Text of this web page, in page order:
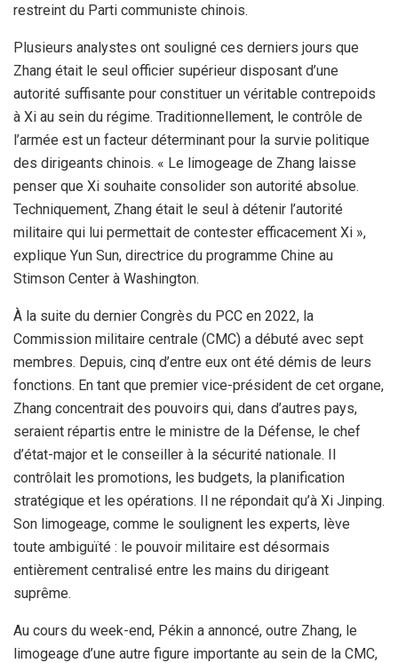
restreint du Parti communiste chinois.
Plusieurs analystes ont souligné ces derniers jours que
Zhang était le seul officier supérieur disposant d’une
autorité suffisante pour constituer un véritable contrepoids
à Xi au sein du régime. Traditionnellement, le contrôle de
l’armée est un facteur déterminant pour la survie politique
des dirigeants chinois. « Le limogeage de Zhang laisse
penser que Xi souhaite consolider son autorité absolue.
Techniquement, Zhang était le seul à détenir l’autorité
militaire qui lui permettait de contester efficacement Xi »,
explique Yun Sun, directrice du programme Chine au
Stimson Center à Washington.
À la suite du dernier Congrès du PCC en 2022, la
Commission militaire centrale (CMC) a débuté avec sept
membres. Depuis, cinq d’entre eux ont été démis de leurs
fonctions. En tant que premier vice-président de cet organe,
Zhang concentrait des pouvoirs qui, dans d’autres pays,
seraient répartis entre le ministre de la Défense, le chef
d’état-major et le conseiller à la sécurité nationale. Il
contrôlait les promotions, les budgets, la planification
stratégique et les opérations. Il ne répondait qu’à Xi Jinping.
Son limogeage, comme le soulignent les experts, lève
toute ambiguïté : le pouvoir militaire est désormais
entièrement centralisé entre les mains du dirigeant
suprême.
Au cours du week-end, Pékin a annoncé, outre Zhang, le
limogeage d’une autre figure importante au sein de la CMC,